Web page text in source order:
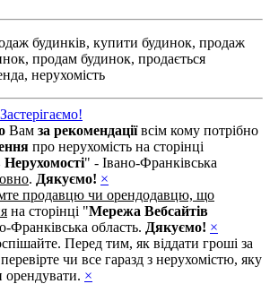
будинків, купити будинок, продаж
продам будинок, продається
нерухомість
Застерігаємо!
Вам за рекомендаціївсім кому потрібно
про нерухомість на сторінці
" - Івано-Франківська
. Дякуємо! ×
продавцю чи орендодавцю, що
на сторінці "Мережа Вебсайтів
Франківська область. Дякуємо! ×
Перед тим, як віддати гроші за
чи все гаразд з нерухомістю, яку
×